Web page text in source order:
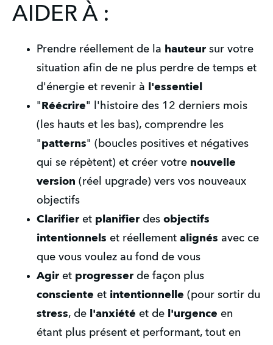
AIDER À :
Prendre réellement de la hauteur sur votre
situation afin de ne plus perdre de temps et
d'énergie et revenir à
l'essentiel
" Réécrire" l'histoire des 12 derniers mois
(les hauts et les bas), comprendre les
"patterns" (boucles positives et négatives
qui se répètent) et créer votre nouvelle
version (réel upgrade) vers vos nouveaux
objectifs
Clarifier et planifier des objectifs
intentionnels et réellement alignés avec ce
que vous voulez au fond de vous
Agir et progresser
consciente et intentionnelle
stress, de l'anxiété et de l'urgence en
étant plus présent et performant, tout en